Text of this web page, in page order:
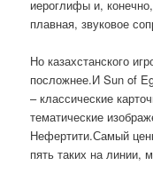
иероглифы и,
плавная, звуковое
Но казахстанского
посложнее.И Sun of
– классические
тематические
Нефертити.Самый
пять таких на линии,